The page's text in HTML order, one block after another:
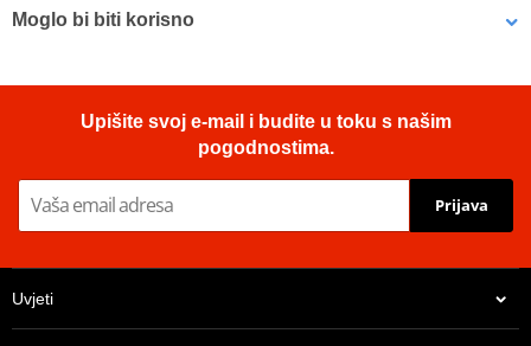
center electrode, improving ignitability and reducing quenching.
more reliable starts and reduced risk of overheating.
Cold-rolled threads prevent cross-threading and damage to
PDF NGK catalogue 2017
Proizvođač NGK
Moglo bi biti korisno
Upišite svoj e-mail i budite u toku s našim
pogodnostima.
Prijava
Uvjeti